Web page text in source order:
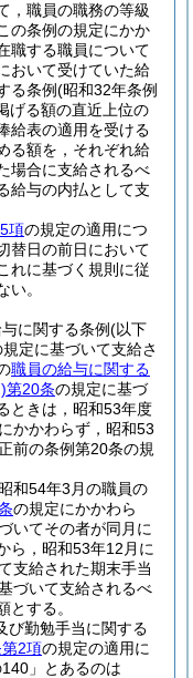
，職員の職務の等級
の条例の規定にかか
職する職員について
おいて受けていた給
る条例(昭和32年条例
げる額の直近上位の
給表の適用を受ける
る額を，それぞれ給
場合に支給されるべ
給与の内払として支
項の規定の適用につ
替日の前日において
れに基づく規則に従
い。
に関する条例(以下
定に基づいて支給さ
職員の給与に関する
第20条の規定に基づ
ときは，昭和53年度
かかわらず，昭和53
前の条例第20条の規
和54年3月の職員の
の規定にかかわら
いてその者が同月に
ら，昭和53年12月に
支給された期末手当
づいて支給されるべ
とする。
び勤勉手当に関する
2項の規定の適用に
」とあるのは